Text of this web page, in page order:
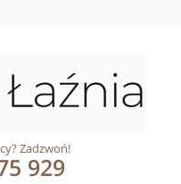
Zadzwoń!
929